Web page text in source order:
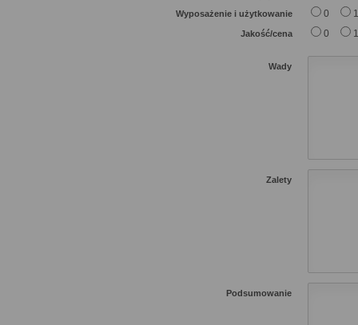
Wyposażenie i użytkowanie 0 1
Jakość/cena 0 1
Wady
Zalety
Podsumowanie